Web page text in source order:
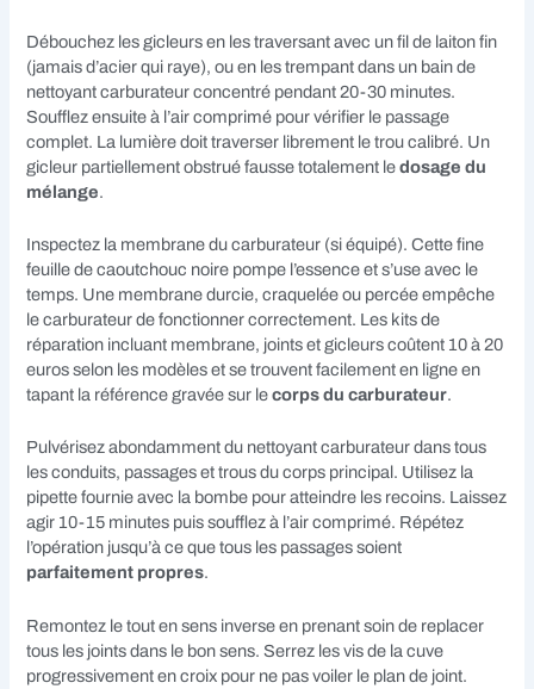
Débouchez les gicleurs en les traversant avec un fil de laiton fin
(jamais d’acier qui raye), ou en les trempant dans un bain de
nettoyant carburateur concentré pendant 20-30 minutes.
Soufflez ensuite à l’air comprimé pour vérifier le passage
complet. La lumière doit traverser librement le trou calibré. Un
gicleur partiellement obstrué fausse totalement ledosage du
mélange.
Inspectez la membrane du carburateur (si équipé). Cette fine
feuille de caoutchouc noire pompe l’essence et s’use avec le
temps. Une membrane durcie, craquelée ou percée empêche
le carburateur de fonctionner correctement. Les kits de
réparation incluant membrane, joints et gicleurs coûtent 10 à 20
euros selon les modèles et se trouvent facilement en ligne en
tapant la référence gravée sur lecorps du carburateur.
Pulvérisez abondamment du nettoyant carburateur dans tous
les conduits, passages et trous du corps principal. Utilisez la
pipette fournie avec la bombe pour atteindre les recoins. Laissez
agir 10-15 minutes puis soufflez à l’air comprimé. Répétez
l’opération jusqu’à ce que tous les passages soient
parfaitement propres.
Remontez le tout en sens inverse en prenant soin de replacer
tous les joints dans le bon sens. Serrez les vis de la cuve
progressivement en croix pour ne pas voiler le plan de joint.